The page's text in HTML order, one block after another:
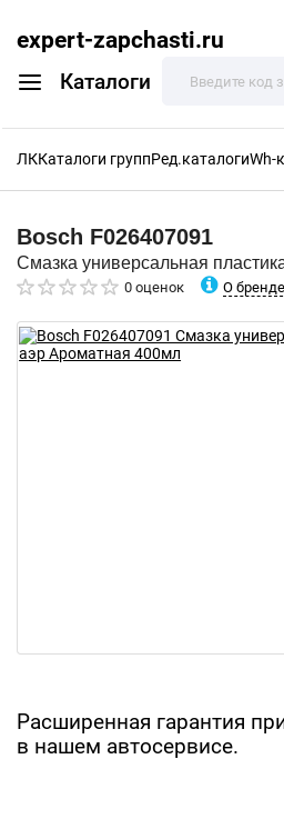
expert-zapchasti.ru
Каталоги
ЛККаталоги группРед.каталогиWh-
Bosch F026407091
Смазка универсальная
0 оценок О
Расширенная гарантия
в нашем автосервисе.